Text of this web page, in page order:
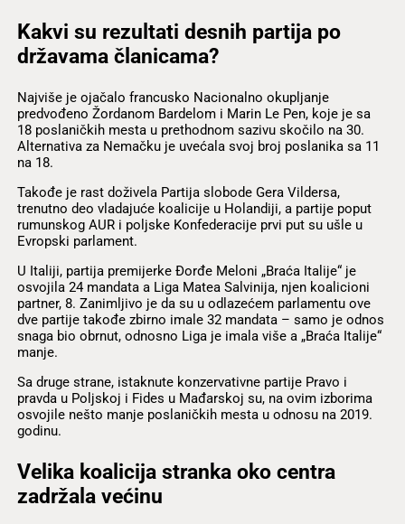
Kakvi su rezultati desnih partija po
državama članicama?
Najviše je ojačalo francusko Nacionalno okupljanje
predvođeno Žordanom Bardelom i Marin Le Pen, koje je sa
18 poslaničkih mesta u prethodnom sazivu skočilo na 30.
Alternativa za Nemačku je uvećala svoj broj poslanika sa 11
na 18.
Takođe je rast doživela Partija slobode Gera Vildersa,
trenutno deo vladajuće koalicije u Holandiji, a partije poput
rumunskog AUR i poljske Konfederacije prvi put su ušle u
Evropski parlament.
U Italiji, partija premijerke Đorđe Meloni „Braća Italije“ je
osvojila 24 mandata a Liga Matea Salvinija, njen koalicioni
partner, 8. Zanimljivo je da su u odlazećem parlamentu ove
dve partije takođe zbirno imale 32 mandata – samo je odnos
snaga bio obrnut, odnosno Liga je imala više a „Braća Italije“
manje.
Sa druge strane, istaknute konzervativne partije Pravo i
pravda u Poljskoj i Fides u Mađarskoj su, na ovim izborima
osvojile nešto manje poslaničkih mesta u odnosu na 2019.
godinu.
Velika koalicija stranka oko centra
zadržala većinu